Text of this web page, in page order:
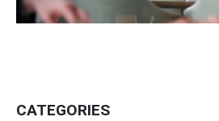
CATEGORIES